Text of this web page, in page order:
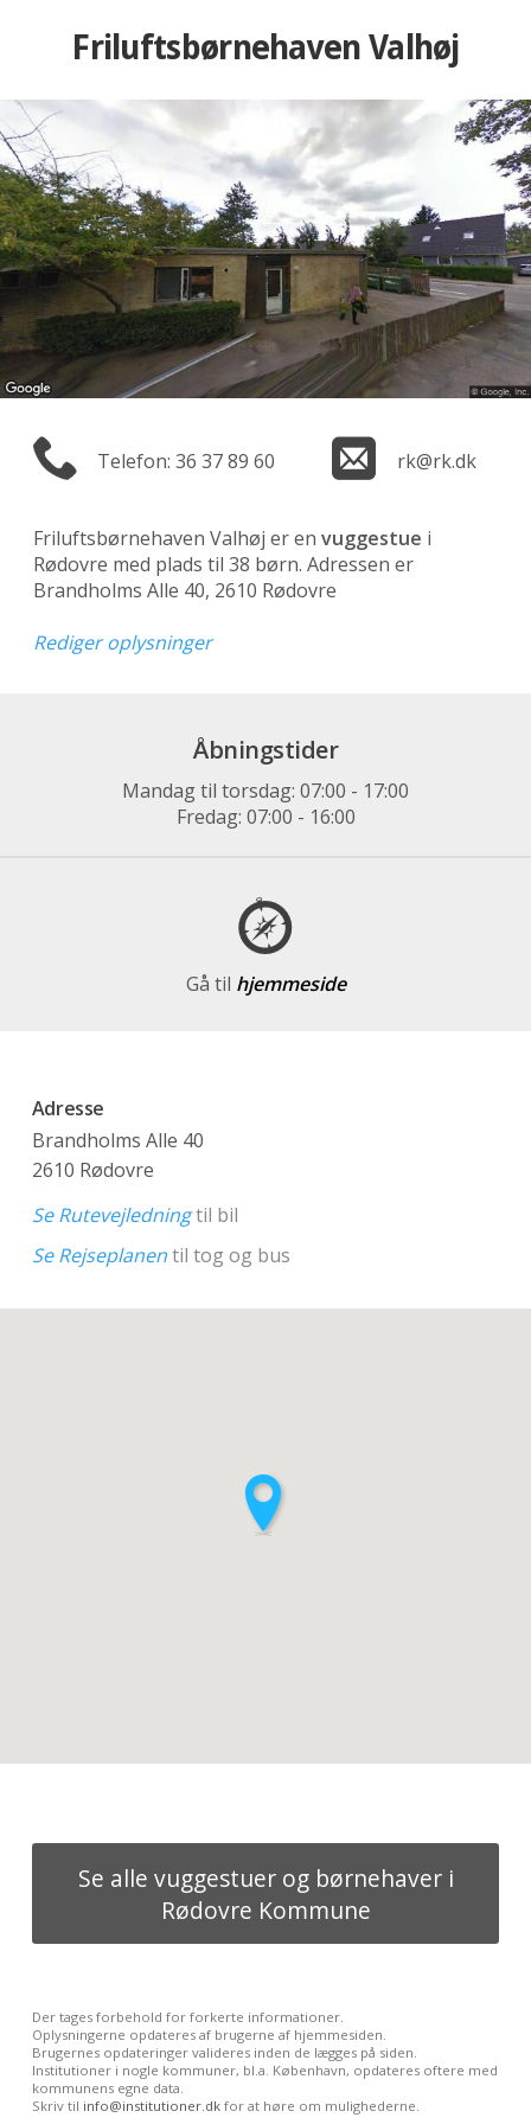
Friluftsbørnehaven Valhøj
Telefon: 36 37 89 60 rk@rk.dk
Friluftsbørnehaven Valhøj er en vuggestue i
Rødovre med plads til 38 børn. Adressen er
Brandholms Alle 40, 2610 Rødovre
Rediger oplysninger
Åbningstider
Mandag til torsdag: 07:00 - 17:00
Fredag: 07:00 - 16:00
Gå til hjemmeside
Adresse
Brandholms Alle 40
2610 Rødovre
Se Rutevejledningtil bil
Se Rejseplanentil tog og bus
Se alle vuggestuer og børnehaver i
Rødovre Kommune
Der tages forbehold for forkerte informationer.
Oplysningerne opdateres af brugerne af hjemmesiden.
Brugernes opdateringer valideres inden de lægges på siden.
Institutioner i nogle kommuner, bl.a. København, opdateres oftere med
kommunens egne data.
Skriv til info@institutioner.dkfor at høre om mulighederne.